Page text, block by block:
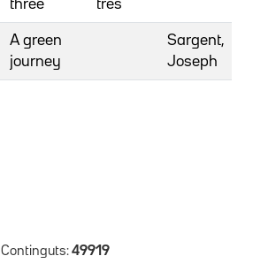
three
tres
A green
journey
Sargent,
Joseph
Continguts: 49919